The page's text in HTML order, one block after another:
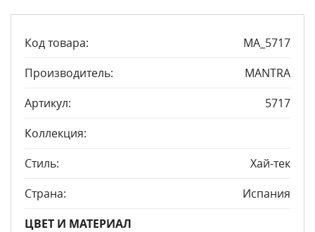
Код товара:
MA_5717
Производитель:
MANTRA
Артикул:
5717
Коллекция:
Стиль:
Хай-тек
Страна:
Испания
ЦВЕТ И МАТЕРИАЛ